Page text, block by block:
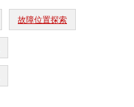
故障位置探索